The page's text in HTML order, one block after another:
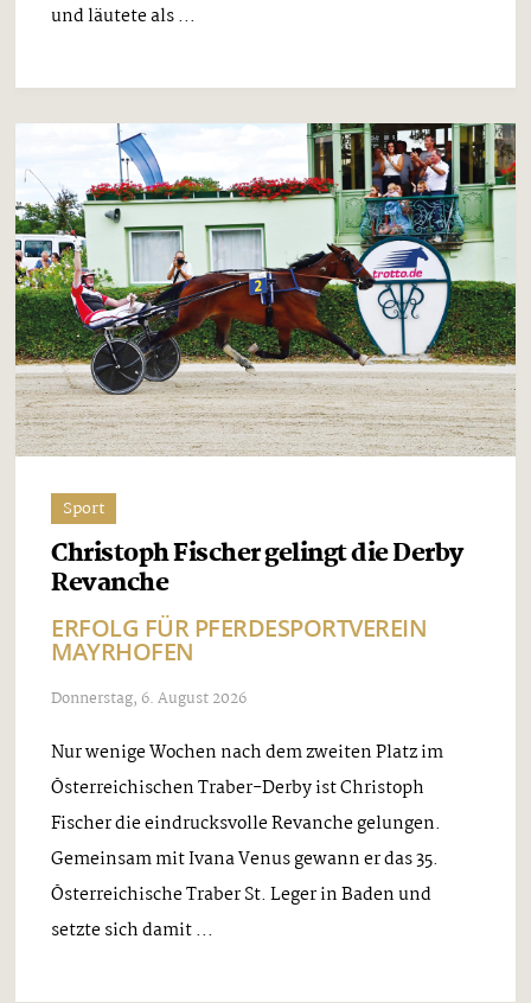
und läutete als ...
Sport
Christoph Fischer gelingt die Derby
Revanche
ERFOLG FÜR PFERDESPORTVEREIN
MAYRHOFEN
Donnerstag, 6. August 2026
Nur wenige Wochen nach dem zweiten Platz im
Österreichischen Traber-Derby ist Christoph
Fischer die eindrucksvolle Revanche gelungen.
Gemeinsam mit Ivana Venus gewann er das 35.
Österreichische Traber St. Leger in Baden und
setzte sich damit ...